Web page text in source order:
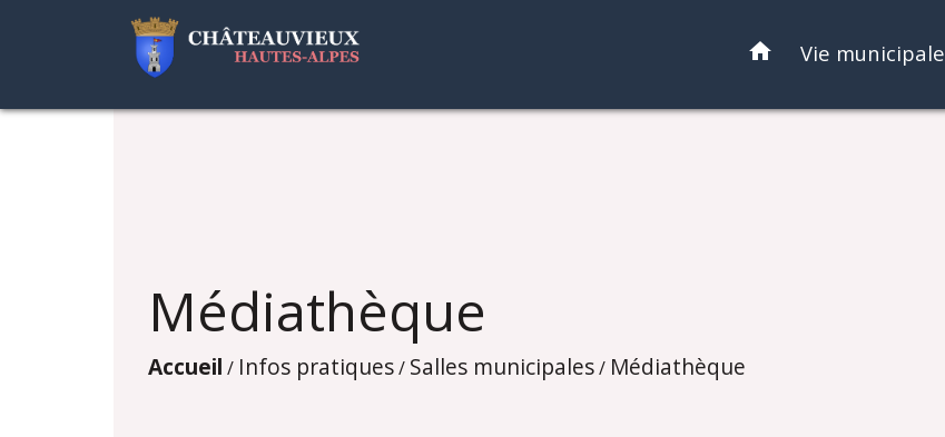
home Vie municipale
Médiathèque
Accueil / Infos pratiques/ Salles municipales/ Médiathèque